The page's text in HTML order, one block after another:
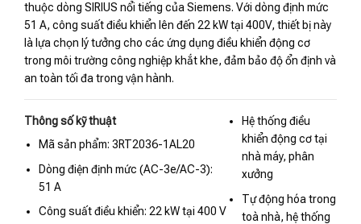
thuộc dòng SIRIUS nổi tiếng của Siemens. Với dòng định mức
51 A, công suất điều khiển lên đến 22 kW tại 400V, thiết bị này
là lựa chọn lý tưởng cho các ứng dụng điều khiển động cơ
trong môi trường công nghiệp khắt khe, đảm bảo độ ổn định và
an toàn tối đa trong vận hành.
Thông số kỹ thuật
Mã sản phẩm: 3RT2036-1AL20
Dòng điện định mức (AC-3e/AC-3):
51 A
Công suất điều khiển: 22 kW tại 400 V
Hệ thống điều
khiển động cơ tại
nhà máy, phân
xưởng
Tự động hóa trong
toà nhà, hệ thống